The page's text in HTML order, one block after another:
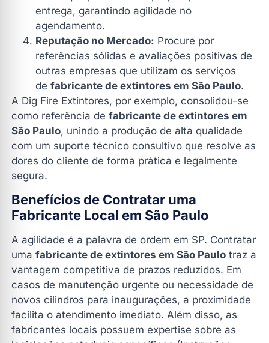
entrega, garantindo agilidade no
agendamento.
Reputação no Mercado: Procure por
referências sólidas e avaliações positivas de
outras empresas que utilizam os serviços
de fabricante de extintores em São Paulo.
A Dig Fire Extintores, por exemplo, consolidou-se
como referência de fabricante de extintores em
São Paulo, unindo a produção de alta qualidade
com um suporte técnico consultivo que resolve as
dores do cliente de forma prática e legalmente
segura.
Benefícios de Contratar uma
Fabricante Local em São Paulo
A agilidade é a palavra de ordem em SP. Contratar
uma fabricante de extintores em São Paulo traz a
vantagem competitiva de prazos reduzidos. Em
casos de manutenção urgente ou necessidade de
novos cilindros para inaugurações, a proximidade
facilita o atendimento imediato. Além disso, as
fabricantes locais possuem expertise sobre as